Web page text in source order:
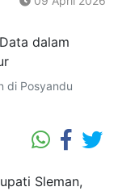
di Posyandu
Sleman,